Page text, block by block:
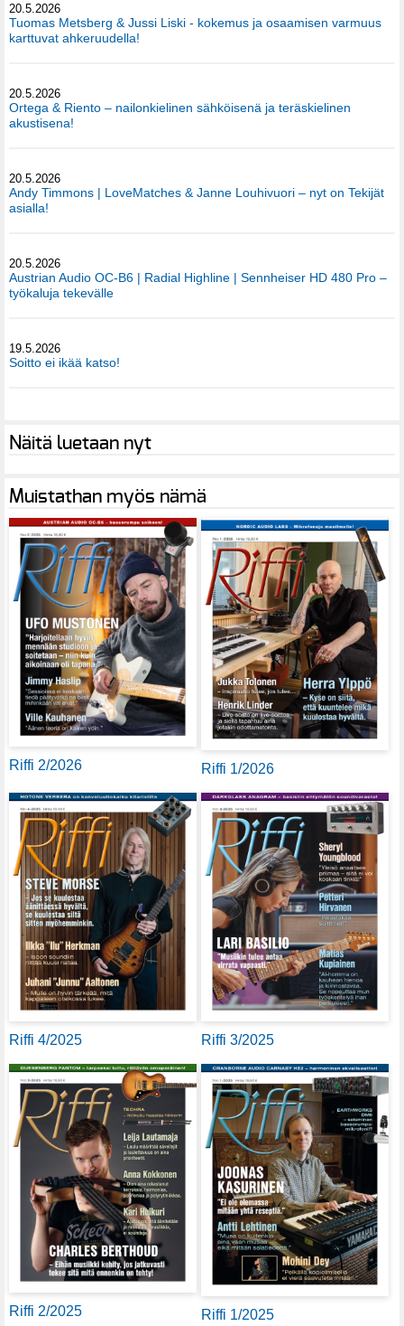
20.5.2026
Tuomas Metsberg & Jussi Liski - kokemus ja osaamisen varmuus
karttuvat ahkeruudella!
20.5.2026
Ortega & Riento – nailonkielinen sähköisenä ja teräskielinen
akustisena!
20.5.2026
Andy Timmons | LoveMatches & Janne Louhivuori – nyt on Tekijät
asialla!
20.5.2026
Austrian Audio OC-B6 | Radial Highline | Sennheiser HD 480 Pro –
työkaluja tekevälle
19.5.2026
Soitto ei ikää katso!
Näitä luetaan nyt
Muistathan myös nämä
Riffi 2/2026 Riffi 1/2026
Riffi 4/2025 Riffi 3/2025
Riffi 2/2025 Riffi 1/2025